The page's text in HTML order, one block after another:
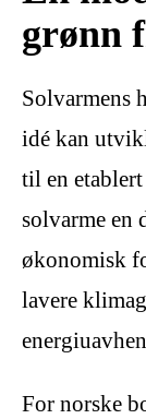
grønn
Solvarmens
idé kan
til en
solvarme
økonomisk
lavere
For norske